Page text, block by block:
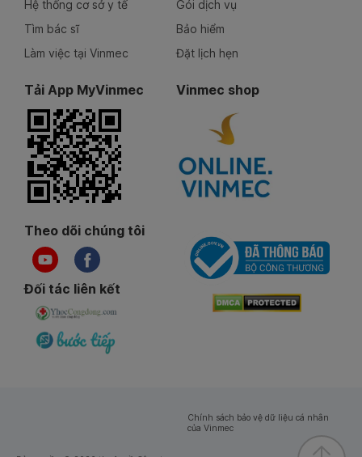
Hệ thống cơ sở y tế
Tìm bác sĩ
Làm việc tại Vinmec
Gói dịch vụ
Bảo hiểm
Đặt lịch hẹn
Tải App MyVinmec Vinmec shop
Theo dõi chúng tôi
Đối tác liên kết
Chính sách bảo vệ dữ liệu cá nhân
của Vinmec